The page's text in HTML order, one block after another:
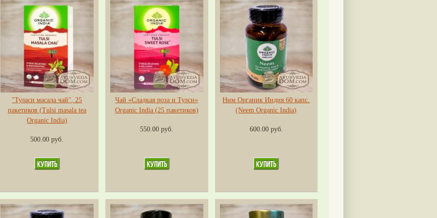
"Туласи масала чай", 25
пакетиков (Tulsi masala tea
Organic India)
500.00 руб.
Чай «Сладкая роза и Тулси»
Organic India (25 пакетиков)
550.00 руб.
Ним Органик Индия 60 капс.
(Neem Organic India)
600.00 руб.